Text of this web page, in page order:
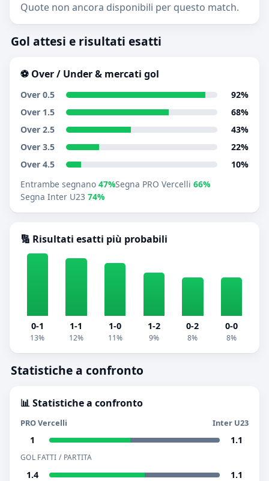
Quote non ancora disponibili per questo match.
Gol attesi e risultati esatti
⚽ Over / Under & mercati gol
Over 0.5
92%
Over 1.5
68%
Over 2.5
43%
Over 3.5
22%
Over 4.5
10%
Entrambe segnano 47%Segna PRO Vercelli 66%
Segna Inter U23 74%
🔢 Risultati esatti più probabili
0-1
13%
1-1
12%
1-0
11%
1-2
9%
0-2
8%
0-0
8%
Statistiche a confronto
📊 Statistiche a confronto
PRO Vercelli Inter U23
1 1.1
GOL FATTI / PARTITA
1.4 1.1